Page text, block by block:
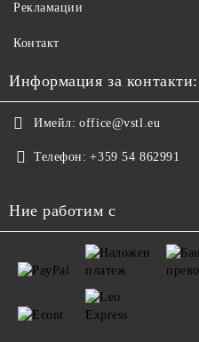
Рекламации
Контакт
Информация за контакти:
Имейл: office@vstl.eu
Телефон: +359 54 862991
Ние работим с